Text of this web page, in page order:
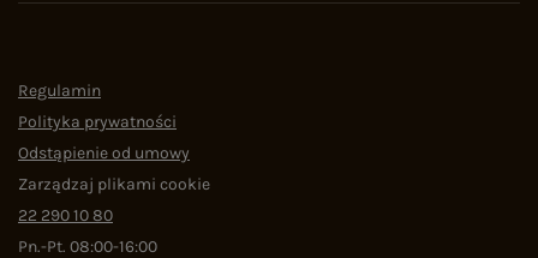
Regulamin
Polityka prywatności
Odstąpienie od umowy
Zarządzaj plikami cookie
22 290 10 80
Pn.-Pt. 08:00-16:00